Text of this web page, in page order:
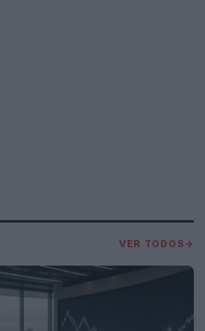
VER TODOS→